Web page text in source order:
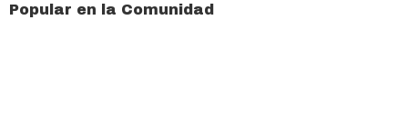
Popular en la Comunidad